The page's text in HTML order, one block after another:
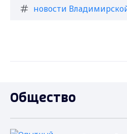
новости
Общество